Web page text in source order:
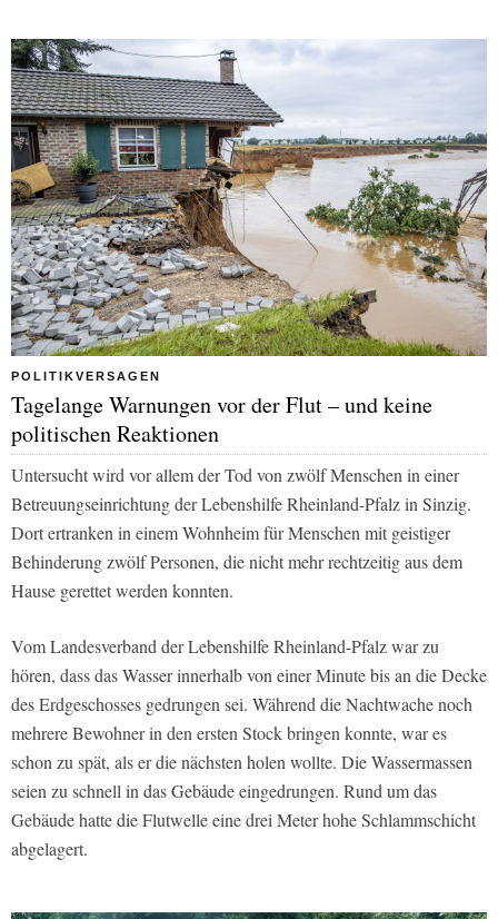
POLITIKVERSAGEN
Tagelange Warnungen vor der Flut – und keine
politischen Reaktionen
Untersucht wird vor allem der Tod von zwölf Menschen in einer
Betreuungseinrichtung der Lebenshilfe Rheinland-Pfalz in Sinzig.
Dort ertranken in einem Wohnheim für Menschen mit geistiger
Behinderung zwölf Personen, die nicht mehr rechtzeitig aus dem
Hause gerettet werden konnten.
Vom Landesverband der Lebenshilfe Rheinland-Pfalz war zu
hören, dass das Wasser innerhalb von einer Minute bis an die Decke
des Erdgeschosses gedrungen sei. Während die Nachtwache noch
mehrere Bewohner in den ersten Stock bringen konnte, war es
schon zu spät, als er die nächsten holen wollte. Die Wassermassen
seien zu schnell in das Gebäude eingedrungen. Rund um das
Gebäude hatte die Flutwelle eine drei Meter hohe Schlammschicht
abgelagert.